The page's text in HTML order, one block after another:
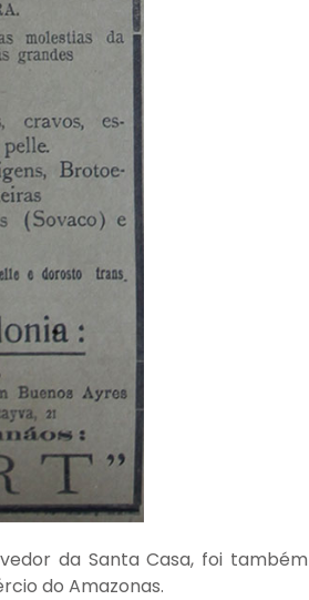
da Santa Casa, foi também
do Amazonas.